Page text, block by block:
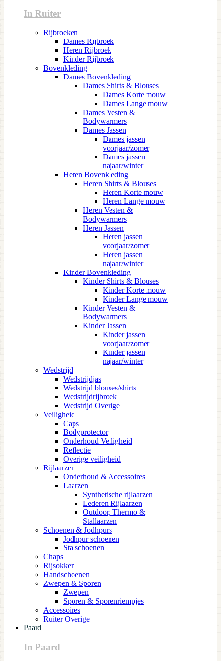
In Ruiter
Rijbroeken
Dames Rijbroek
Heren Rijbroek
Kinder Rijbroek
Bovenkleding
Dames Bovenkleding
Dames Shirts & Blouses
Dames Korte mouw
Dames Lange mouw
Dames Vesten &
Bodywarmers
Dames Jassen
Dames jassen
voorjaar/zomer
Dames jassen
najaar/winter
Heren Bovenkleding
Heren Shirts & Blouses
Heren Korte mouw
Heren Lange mouw
Heren Vesten &
Bodywarmers
Heren Jassen
Heren jassen
voorjaar/zomer
Heren jassen
najaar/winter
Kinder Bovenkleding
Kinder Shirts & Blouses
Kinder Korte mouw
Kinder Lange mouw
Kinder Vesten &
Bodywarmers
Kinder Jassen
Kinder jassen
voorjaar/zomer
Kinder jassen
najaar/winter
Wedstrijd
Wedstrijdjas
Wedstrijd blouses/shirts
Wedstrijdrijbroek
Wedstrijd Overige
Veiligheid
Caps
Bodyprotector
Onderhoud Veiligheid
Reflectie
Overige veiligheid
Rijlaarzen
Onderhoud & Accessoires
Laarzen
Synthetische rijlaarzen
Lederen Rijlaarzen
Outdoor, Thermo &
Stallaarzen
Schoenen & Jodhpurs
Jodhpur schoenen
Stalschoenen
Chaps
Rijsokken
Handschoenen
Zwepen & Sporen
Zwepen
Sporen & Sporenriempjes
Accessoires
Ruiter Overige
Paard
In Paard